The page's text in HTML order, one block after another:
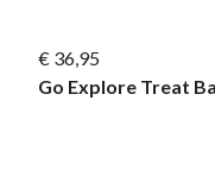
€ 36,95
Go Explore Treat